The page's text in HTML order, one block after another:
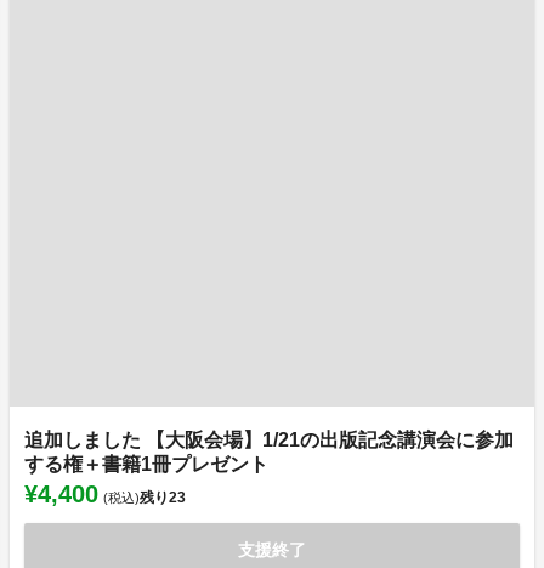
追加しました 【大阪会場】1/21の出版記念講演会に参加
する権＋書籍1冊プレゼント
¥4,400 (税込)残り23
支援終了